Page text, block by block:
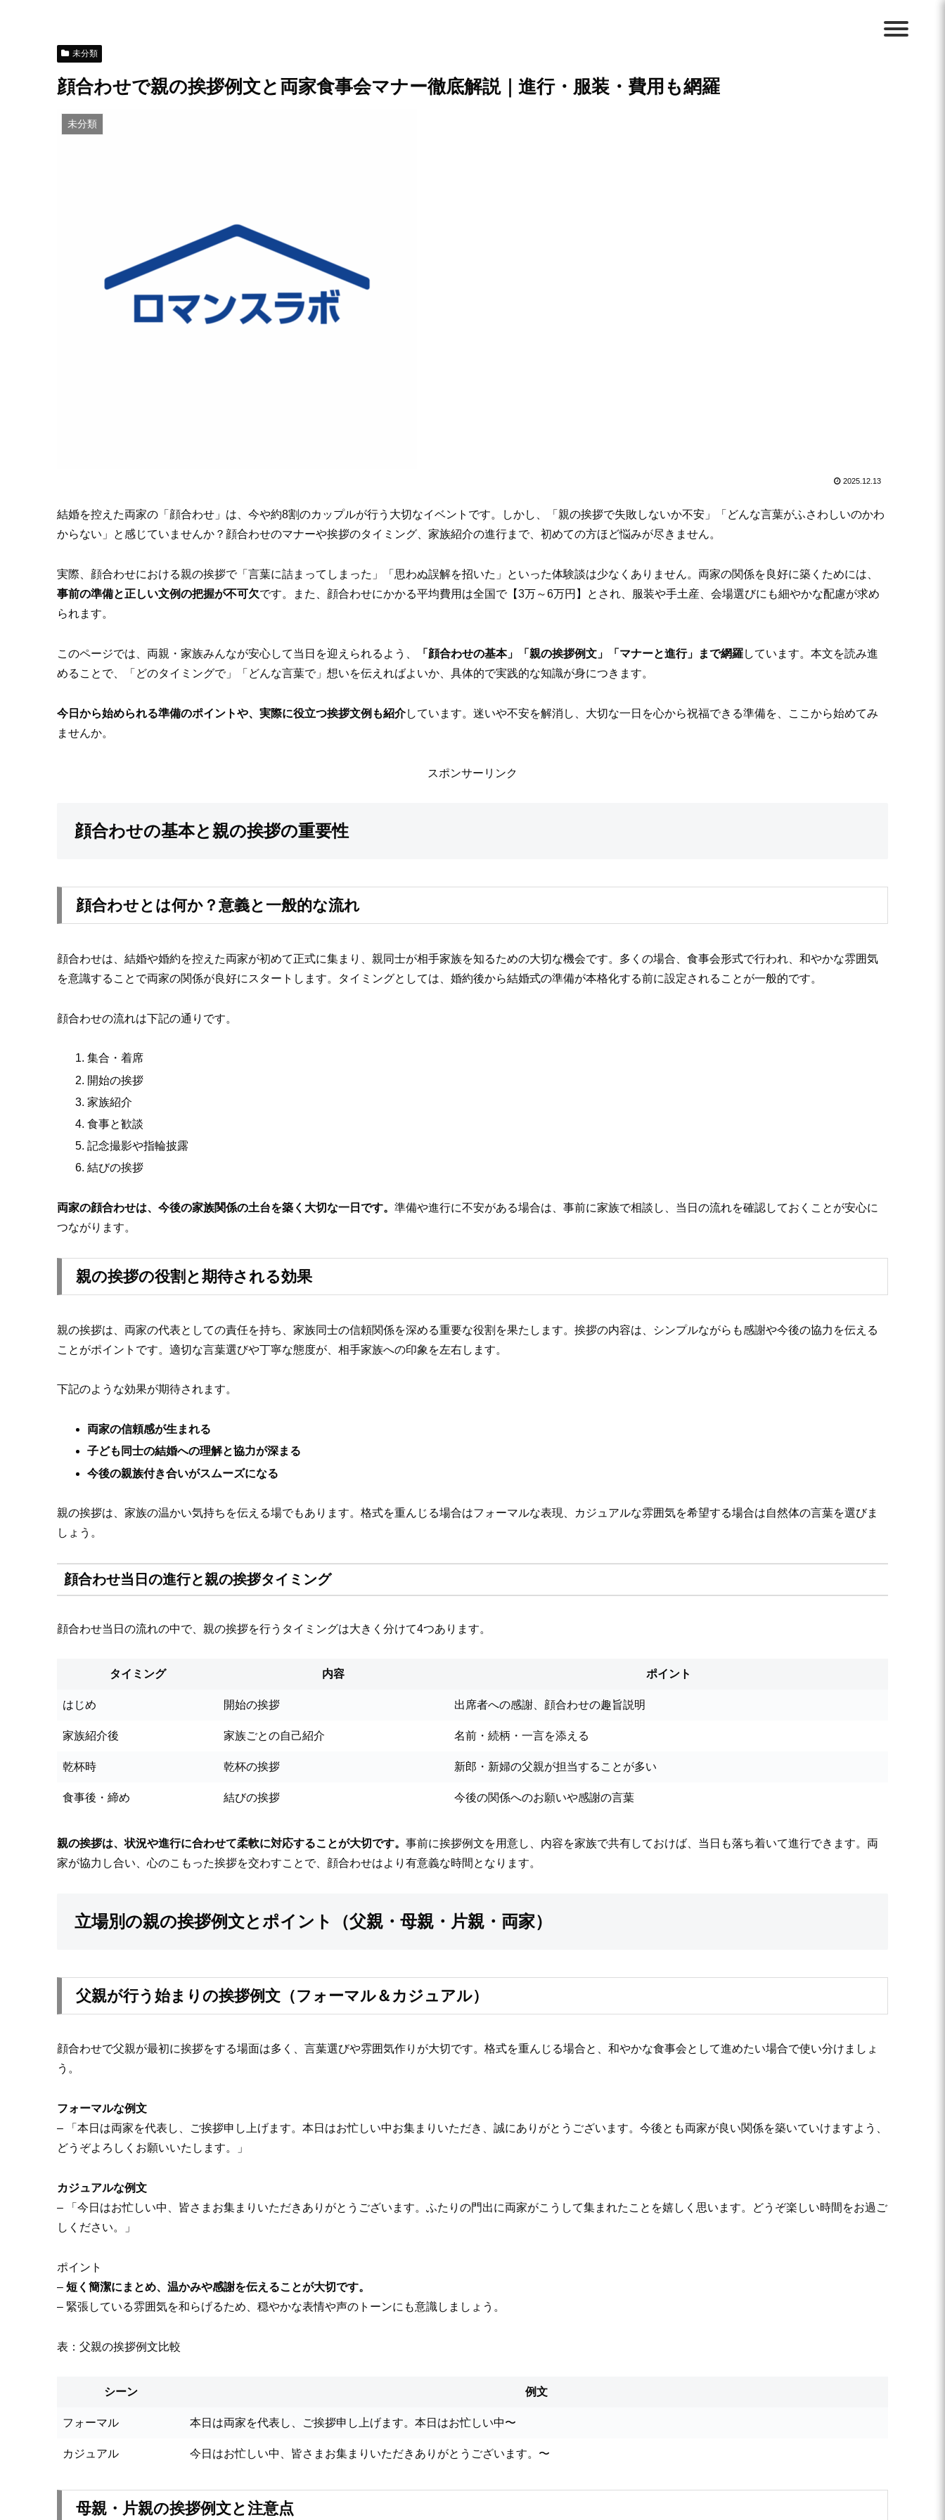
未分類
顔合わせで親の挨拶例文と両家食事会マナー徹底解説｜進行・服装・費用も網羅
未分類
2025.12.13
結婚を控えた両家の「顔合わせ」は、今や約8割のカップルが行う大切なイベントです。しかし、「親の挨拶で失敗しないか不安」「どんな言葉がふさわしいのかわ
からない」と感じていませんか？顔合わせのマナーや挨拶のタイミング、家族紹介の進行まで、初めての方ほど悩みが尽きません。
実際、顔合わせにおける親の挨拶で「言葉に詰まってしまった」「思わぬ誤解を招いた」といった体験談は少なくありません。両家の関係を良好に築くためには、
事前の準備と正しい文例の把握が不可欠です。また、顔合わせにかかる平均費用は全国で【3万～6万円】とされ、服装や手土産、会場選びにも細やかな配慮が求め
られます。
このページでは、両親・家族みんなが安心して当日を迎えられるよう、 「顔合わせの基本」「親の挨拶例文」「マナーと進行」まで網羅しています。本文を読み進
めることで、「どのタイミングで」「どんな言葉で」想いを伝えればよいか、具体的で実践的な知識が身につきます。
今日から始められる準備のポイントや、実際に役立つ挨拶文例も紹介しています。迷いや不安を解消し、大切な一日を心から祝福できる準備を、ここから始めてみ
ませんか。
スポンサーリンク
顔合わせの基本と親の挨拶の重要性
顔合わせとは何か？意義と一般的な流れ
顔合わせは、結婚や婚約を控えた両家が初めて正式に集まり、親同士が相手家族を知るための大切な機会です。多くの場合、食事会形式で行われ、和やかな雰囲気
を意識することで両家の関係が良好にスタートします。タイミングとしては、婚約後から結婚式の準備が本格化する前に設定されることが一般的です。
顔合わせの流れは下記の通りです。
集合・着席
開始の挨拶
家族紹介
食事と歓談
記念撮影や指輪披露
結びの挨拶
両家の顔合わせは、今後の家族関係の土台を築く大切な一日です。 準備や進行に不安がある場合は、事前に家族で相談し、当日の流れを確認しておくことが安心に
つながります。
親の挨拶の役割と期待される効果
親の挨拶は、両家の代表としての責任を持ち、家族同士の信頼関係を深める重要な役割を果たします。挨拶の内容は、シンプルながらも感謝や今後の協力を伝える
ことがポイントです。適切な言葉選びや丁寧な態度が、相手家族への印象を左右します。
下記のような効果が期待されます。
両家の信頼感が生まれる
子ども同士の結婚への理解と協力が深まる
今後の親族付き合いがスムーズになる
親の挨拶は、家族の温かい気持ちを伝える場でもあります。格式を重んじる場合はフォーマルな表現、カジュアルな雰囲気を希望する場合は自然体の言葉を選びま
しょう。
顔合わせ当日の進行と親の挨拶タイミング
顔合わせ当日の流れの中で、親の挨拶を行うタイミングは大きく分けて4つあります。
タイミング 内容 ポイント
はじめ 開始の挨拶 出席者への感謝、顔合わせの趣旨説明
家族紹介後 家族ごとの自己紹介 名前・続柄・一言を添える
乾杯時 乾杯の挨拶 新郎・新婦の父親が担当することが多い
食事後・締め 結びの挨拶 今後の関係へのお願いや感謝の言葉
親の挨拶は、状況や進行に合わせて柔軟に対応することが大切です。 事前に挨拶例文を用意し、内容を家族で共有しておけば、当日も落ち着いて進行できます。両
家が協力し合い、心のこもった挨拶を交わすことで、顔合わせはより有意義な時間となります。
立場別の親の挨拶例文とポイント（父親・母親・片親・両家）
父親が行う始まりの挨拶例文（フォーマル＆カジュアル）
顔合わせで父親が最初に挨拶をする場面は多く、言葉選びや雰囲気作りが大切です。格式を重んじる場合と、和やかな食事会として進めたい場合で使い分けましょ
う。
フォーマルな例文
– 「本日は両家を代表し、ご挨拶申し上げます。本日はお忙しい中お集まりいただき、誠にありがとうございます。今後とも両家が良い関係を築いていけますよう、
どうぞよろしくお願いいたします。」
カジュアルな例文
– 「今日はお忙しい中、皆さまお集まりいただきありがとうございます。ふたりの門出に両家がこうして集まれたことを嬉しく思います。どうぞ楽しい時間をお過ご
しください。」
ポイント
– 短く簡潔にまとめ、温かみや感謝を伝えることが大切です。
– 緊張している雰囲気を和らげるため、穏やかな表情や声のトーンにも意識しましょう。
表：父親の挨拶例文比較
シーン 例文
フォーマル 本日は両家を代表し、ご挨拶申し上げます。本日はお忙しい中〜
カジュアル 今日はお忙しい中、皆さまお集まりいただきありがとうございます。〜
母親・片親の挨拶例文と注意点